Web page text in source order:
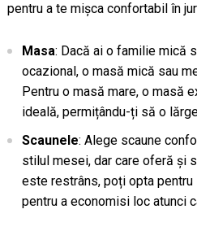
pentru a te mișca confortabil în
Masa: Dacă ai o familie mică
ocazional, o masă mică sau
Pentru o masă mare, o masă
ideală, permițându-ți să o
Scaunele: Alege scaune
stilul mesei, dar care oferă și
este restrâns, poți opta
pentru a economisi loc atunci